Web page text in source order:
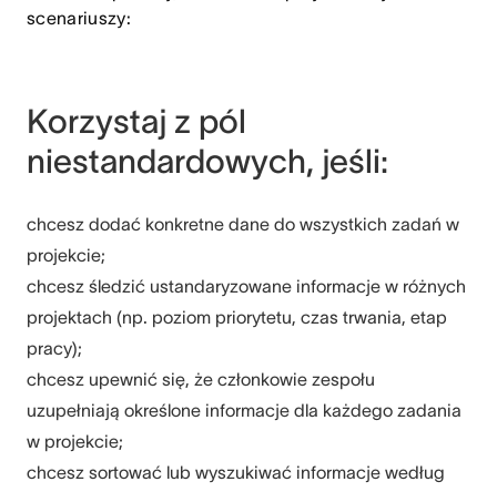
scenariuszy:
Korzystaj z pól
niestandardowych, jeśli:
chcesz dodać konkretne dane do wszystkich zadań w
projekcie;
chcesz śledzić ustandaryzowane informacje w różnych
projektach (np. poziom priorytetu, czas trwania, etap
pracy);
chcesz upewnić się, że członkowie zespołu
uzupełniają określone informacje dla każdego zadania
w projekcie;
chcesz sortować lub wyszukiwać informacje według